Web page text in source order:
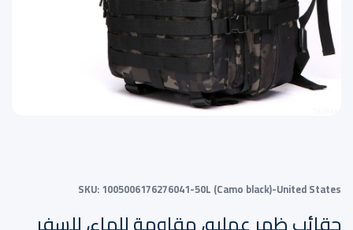
SKU:1005006176276041-50L (Camo black)-United States